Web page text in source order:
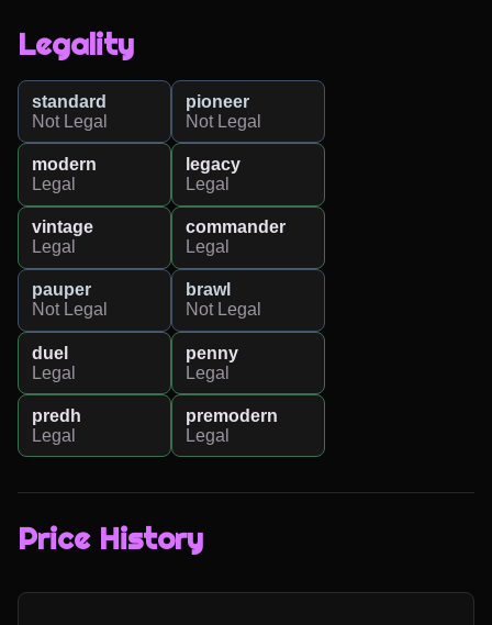
Legality
standard
Not Legal
pioneer
Not Legal
modern
Legal
legacy
Legal
vintage
Legal
commander
Legal
pauper
Not Legal
brawl
Not Legal
duel
Legal
penny
Legal
predh
Legal
premodern
Legal
Price History